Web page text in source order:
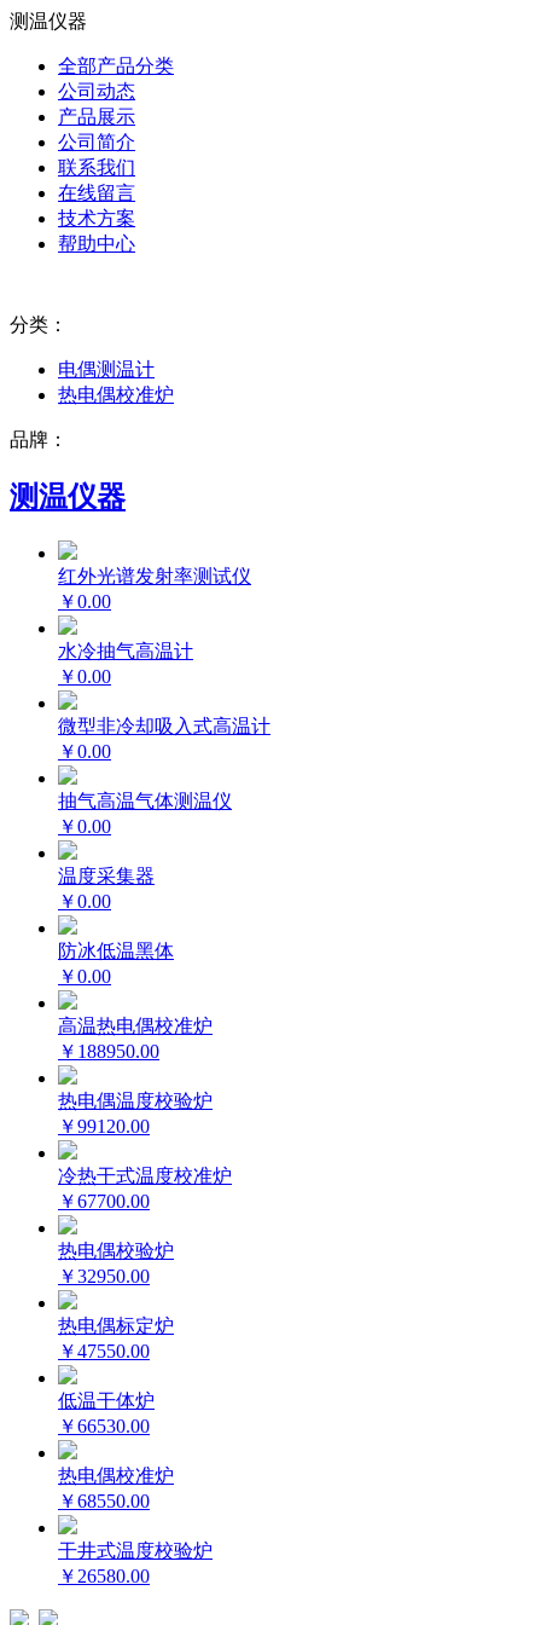
测温仪器
全部产品分类
公司动态
产品展示
公司简介
联系我们
在线留言
技术方案
帮助中心
分类：
电偶测温计
热电偶校准炉
品牌：
测温仪器
红外光谱发射率测试仪
￥0.00
水冷抽气高温计
￥0.00
微型非冷却吸入式高温计
￥0.00
抽气高温气体测温仪
￥0.00
温度采集器
￥0.00
防冰低温黑体
￥0.00
高温热电偶校准炉
￥188950.00
热电偶温度校验炉
￥99120.00
冷热干式温度校准炉
￥67700.00
热电偶校验炉
￥32950.00
热电偶标定炉
￥47550.00
低温干体炉
￥66530.00
热电偶校准炉
￥68550.00
干井式温度校验炉
￥26580.00